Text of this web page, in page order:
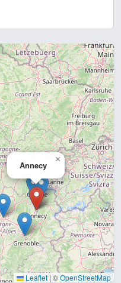
Annecy
×
Leaflet|©OpenStreetMap